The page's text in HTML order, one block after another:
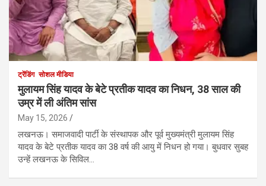
ट्रेंडिंग सोशल मीडिया
मुलायम सिंह यादव के बेटे प्रतीक यादव का निधन, 38 साल की
उम्र में ली अंतिम सांस
May 15, 2026
लखनऊ। समाजवादी पार्टी के संस्थापक और पूर्व मुख्यमंत्री मुलायम सिंह
यादव के बेटे प्रतीक यादव का 38 वर्ष की आयु में निधन हो गया। बुधवार सुबह
उन्हें लखनऊ के सिविल…